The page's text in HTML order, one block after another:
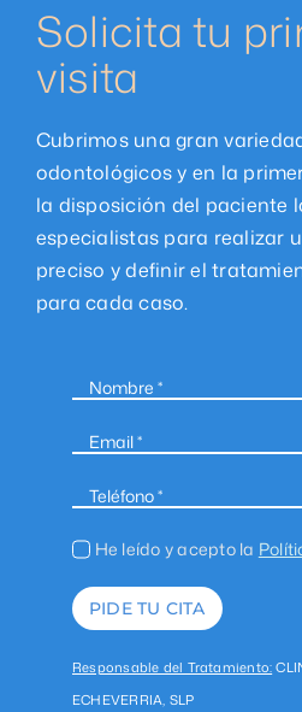
Solicita tu
visita
Cubrimos una gran
odontológicos y en la
la disposición del paciente
especialistas para realizar
preciso y definir el
para cada caso.
He leído y acepto la
PIDE TU CITA
Responsable del Tratamiento:
ECHEVERRIA, SLP